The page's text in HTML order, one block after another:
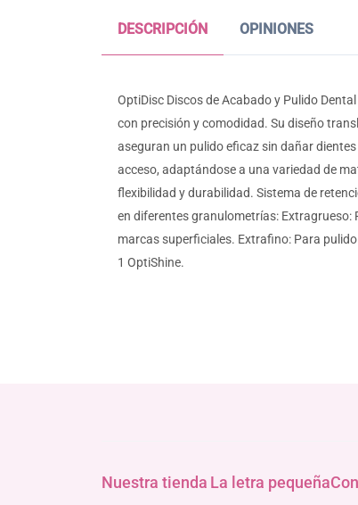
DESCRIPCIÓN OPINIONES
OptiDisc Discos de Acabado y Pulido
con precisión y comodidad. Su diseño
aseguran un pulido eficaz sin dañar
acceso, adaptándose a una variedad de
flexibilidad y durabilidad. Sistema de
en diferentes granulometrías:
marcas superficiales. Extrafino: Para
1 OptiShine.
Nuestra tienda La letra pequeña